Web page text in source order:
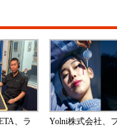
、ラ
Yolni株式会社、